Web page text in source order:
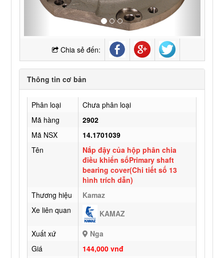
Chia sẻ đến:
Thông tin cơ bản
Phân loại
Chưa phân loại
Mã hàng
2902
Mã NSX
14.1701039
Tên
Nắp đậy của hộp phân chia
điều khiển sốPrimary shaft
bearing cover(Chi tiết số 13
hình trích dẫn)
Thương hiệu
Kamaz
Xe liên quan
KAMAZ
Xuất xứ
Nga
Giá
144,000 vnđ